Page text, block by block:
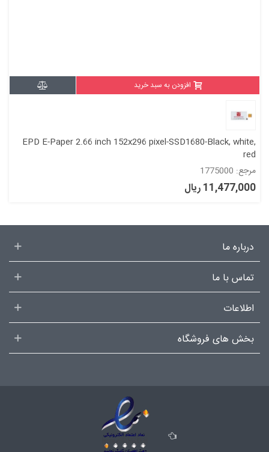
افزودن به سبد خرید
EPD E-Paper 2.66 inch 152x296 pixel-SSD1680-Black, white,
red
مرجع: 1775000
11,477,000 ریال
درباره ما
تماس با ما
اطلاعات
بخش های فروشگاه